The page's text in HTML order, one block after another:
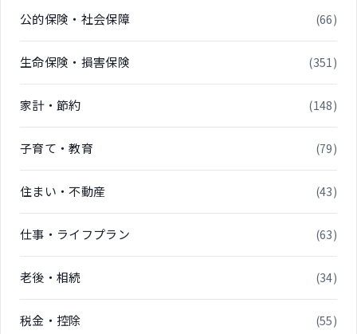
公的保険・社会保障 (66)
生命保険・損害保険 (351)
家計・節約 (148)
子育て・教育 (79)
住まい・不動産 (43)
仕事・ライフプラン (63)
老後・相続 (34)
税金・控除 (55)